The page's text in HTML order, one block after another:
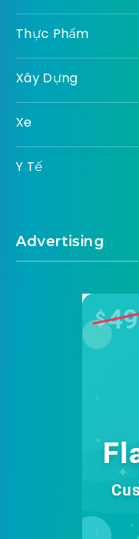
Thực Phẩm
Xây Dựng
Xe
Y Tế
Advertising